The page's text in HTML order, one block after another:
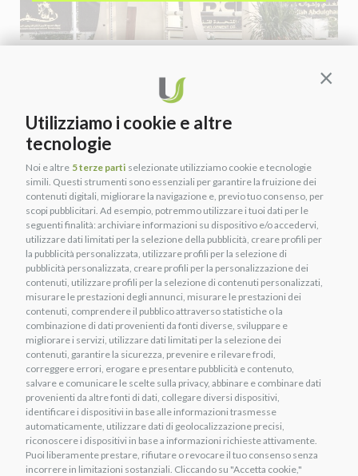
Utilizziamo i cookie e altre
tecnologie
Noi e altre 5 terze parti selezionate utilizziamo cookie e tecnologie
simili. Questi strumenti sono essenziali per garantire la fruizione dei
contenuti digitali, migliorare la navigazione e, previo tuo consenso, per
scopi pubblicitari. Ad esempio, potremmo utilizzare i tuoi dati per le
seguenti finalità: archiviare informazioni su dispositivo e/o accedervi,
utilizzare dati limitati per la selezione della pubblicità, creare profili per
la pubblicità personalizzata, utilizzare profili per la selezione di
pubblicità personalizzata, creare profili per la personalizzazione dei
contenuti, utilizzare profili per la selezione di contenuti personalizzati,
misurare le prestazioni degli annunci, misurare le prestazioni dei
contenuti, comprendere il pubblico attraverso statistiche o la
combinazione di dati provenienti da fonti diverse, sviluppare e
migliorare i servizi, utilizzare dati limitati per la selezione dei
contenuti, garantire la sicurezza, prevenire e rilevare frodi,
correggere errori, erogare e presentare pubblicità e contenuto,
salvare e comunicare le scelte sulla privacy, abbinare e combinare dati
provenienti da altre fonti di dati, collegare diversi dispositivi,
identificare i dispositivi in base alle informazioni trasmesse
automaticamente, utilizzare dati di geolocalizzazione precisi,
riconoscere i dispositivi in base a informazioni richieste attivamente.
Puoi liberamente prestare, rifiutare o revocare il tuo consenso senza
incorrere in limitazioni sostanziali. Cliccando su "Accetta cookie,"
Nato nel 1994, Derin inizia a cavalcare pony quando aveva
solo 4 anni. A 12 anni viene selezionato per la squadra turca
categoria Children e comincia a partecipare a concorsi
internazionali.
SCOPRI DI PIÙ »
1 2
Alimenti e vitamine
Prodotti per il cuoio
Igiene e cura del cavallo
INFORMAZIONI UTILI
Shop
Chi siamo
Contatti
Termini e condizioni
Costi di Spedizione
Regolamento Punti Uniko